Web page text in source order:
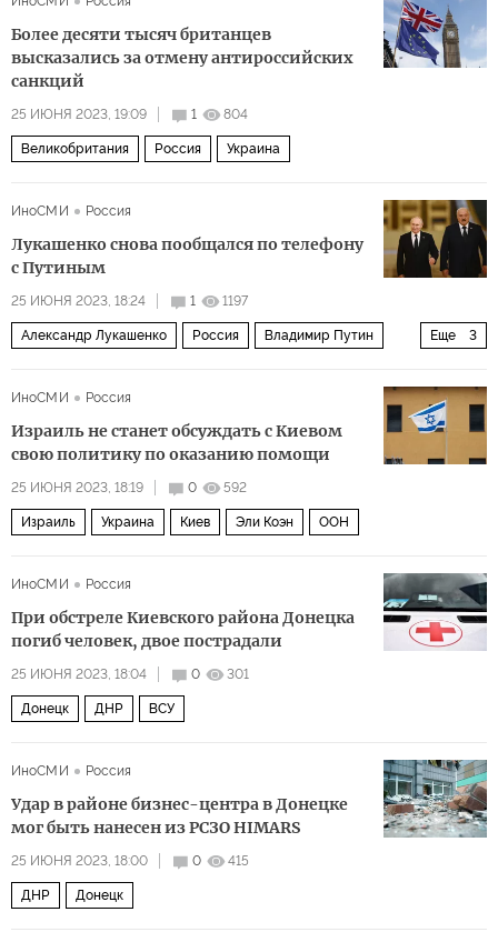
Более десяти тысяч британцев
высказались за отмену антироссийских
санкций
25 ИЮНЯ 2023, 19:09 1 804
Великобритания Россия Украина
ИноСМИ Россия
Лукашенко снова пообщался по телефону
с Путиным
25 ИЮНЯ 2023, 18:24 1 1197
Еще 3
Александр Лукашенко Россия Владимир Путин
ИноСМИ
Россия
Израиль не станет обсуждать с Киевом
свою политику по оказанию помощи
25 ИЮНЯ 2023, 18:19 0 592
Израиль Украина Киев Эли Коэн ООН
ИноСМИ Россия
При обстреле Киевского района Донецка
погиб человек, двое пострадали
25 ИЮНЯ 2023, 18:04 0 301
Донецк ДНР ВСУ
ИноСМИ Россия
Удар в районе бизнес-центра в Донецке
мог быть нанесен из РСЗО HIMARS
25 ИЮНЯ 2023, 18:00 0 415
ДНР Донецк